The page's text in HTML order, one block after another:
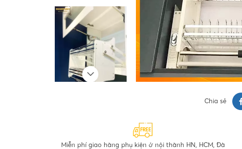
Chia sẻ
Miễn phí giao hàng phụ kiện ở nội thành HN, HCM, Đà